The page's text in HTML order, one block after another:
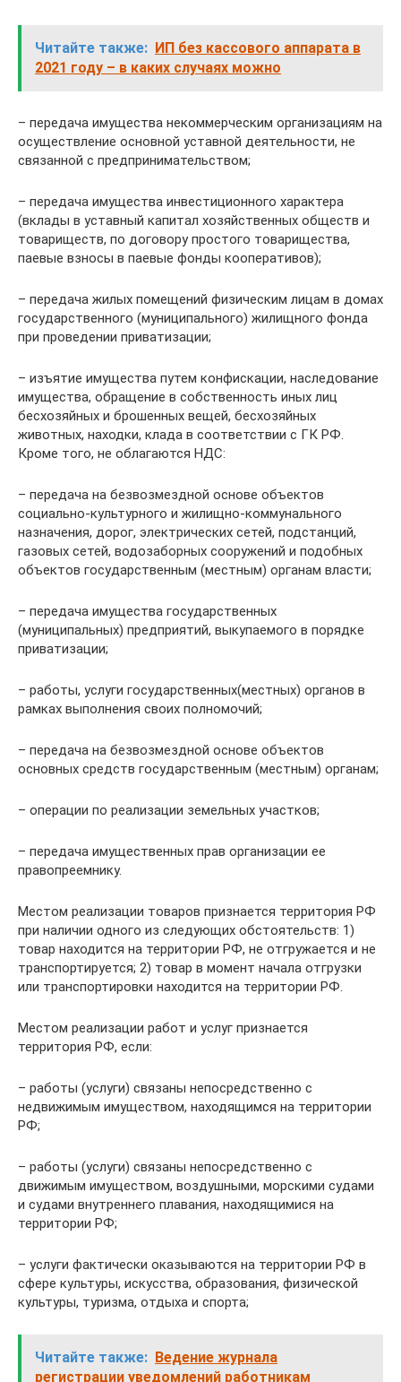
Читайте также: ИП без кассового аппарата в
2021 году – в каких случаях можно
– передача имущества некоммерческим организациям на
осуществление основной уставной деятельности, не
связанной с предпринимательством;
– передача имущества инвестиционного характера
(вклады в уставный капитал хозяйственных обществ и
товариществ, по договору простого товарищества,
паевые взносы в паевые фонды кооперативов);
– передача жилых помещений физическим лицам в домах
государственного (муниципального) жилищного фонда
при проведении приватизации;
– изъятие имущества путем конфискации, наследование
имущества, обращение в собственность иных лиц
бесхозяйных и брошенных вещей, бесхозяйных
животных, находки, клада в соответствии с ГК РФ.
Кроме того, не облагаются НДС:
– передача на безвозмездной основе объектов
социально-культурного и жилищно-коммунального
назначения, дорог, электрических сетей, подстанций,
газовых сетей, водозаборных сооружений и подобных
объектов государственным (местным) органам власти;
– передача имущества государственных
(муниципальных) предприятий, выкупаемого в порядке
приватизации;
– работы, услуги государственных(местных) органов в
рамках выполнения своих полномочий;
– передача на безвозмездной основе объектов
основных средств государственным (местным) органам;
– операции по реализации земельных участков;
– передача имущественных прав организации ее
правопреемнику.
Местом реализации товаров признается территория РФ
при наличии одного из следующих обстоятельств: 1)
товар находится на территории РФ, не отгружается и не
транспортируется; 2) товар в момент начала отгрузки
или транспортировки находится на территории РФ.
Местом реализации работ и услуг признается
территория РФ, если:
– работы (услуги) связаны непосредственно с
недвижимым имуществом, находящимся на территории
РФ;
– работы (услуги) связаны непосредственно с
движимым имуществом, воздушными, морскими судами
и судами внутреннего плавания, находящимися на
территории РФ;
– услуги фактически оказываются на территории РФ в
сфере культуры, искусства, образования, физической
культуры, туризма, отдыха и спорта;
Читайте также: Ведение журнала
регистрации уведомлений работникам